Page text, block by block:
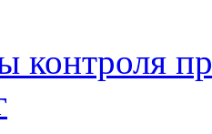
контроля